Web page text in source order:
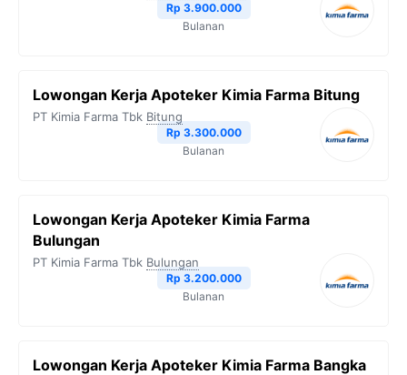
Rp 3.900.000
Bulanan
Lowongan Kerja Apoteker Kimia Farma Bitung
PT Kimia Farma Tbk Bitung
Rp 3.300.000
Bulanan
Lowongan Kerja Apoteker Kimia Farma
Bulungan
PT Kimia Farma Tbk Bulungan
Rp 3.200.000
Bulanan
Lowongan Kerja Apoteker Kimia Farma Bangka